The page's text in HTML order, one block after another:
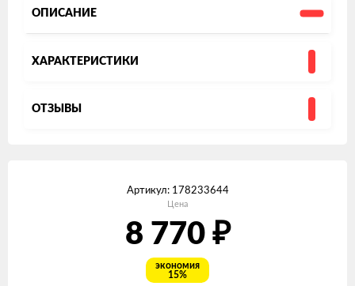
ОПИСАНИЕ
ХАРАКТЕРИСТИКИ
ОТЗЫВЫ
Артикул: 178233644
Цена
8 770 ₽
экономия
15%